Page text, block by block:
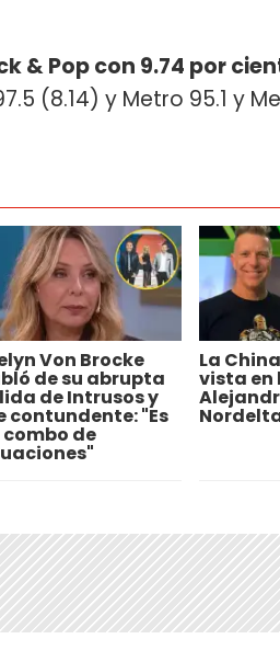
& Pop con 9.74 por
(8.14) y Metro 95.1 y
Von Brocke
de su abrupta
de Intrusos y
contundente: "Es
combo de
La
vista en